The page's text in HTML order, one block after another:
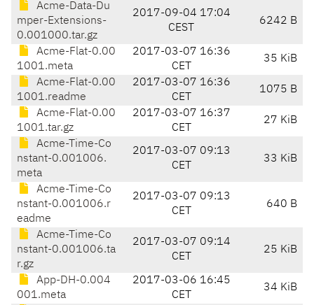
Acme-Data-Du
mper-Extensions-
0.001000.tar.gz
2017-09-04 17:04
CEST
6242 B
Acme-Flat-0.00
1001.meta
2017-03-07 16:36
CET
35 KiB
Acme-Flat-0.00
1001.readme
2017-03-07 16:36
CET
1075 B
Acme-Flat-0.00
1001.tar.gz
2017-03-07 16:37
CET
27 KiB
Acme-Time-Co
nstant-0.001006.
meta
2017-03-07 09:13
CET
33 KiB
Acme-Time-Co
nstant-0.001006.r
eadme
2017-03-07 09:13
CET
640 B
Acme-Time-Co
nstant-0.001006.ta
r.gz
2017-03-07 09:14
CET
25 KiB
App-DH-0.004
001.meta
2017-03-06 16:45
CET
34 KiB